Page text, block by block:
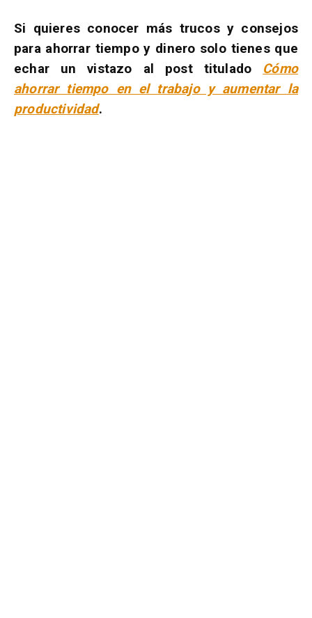
Si quieres conocer más trucos y consejos
para ahorrar tiempo y dinero solo tienes que
echar un vistazo al post titulado Cómo
ahorrar tiempo en el trabajo y aumentar la
productividad.